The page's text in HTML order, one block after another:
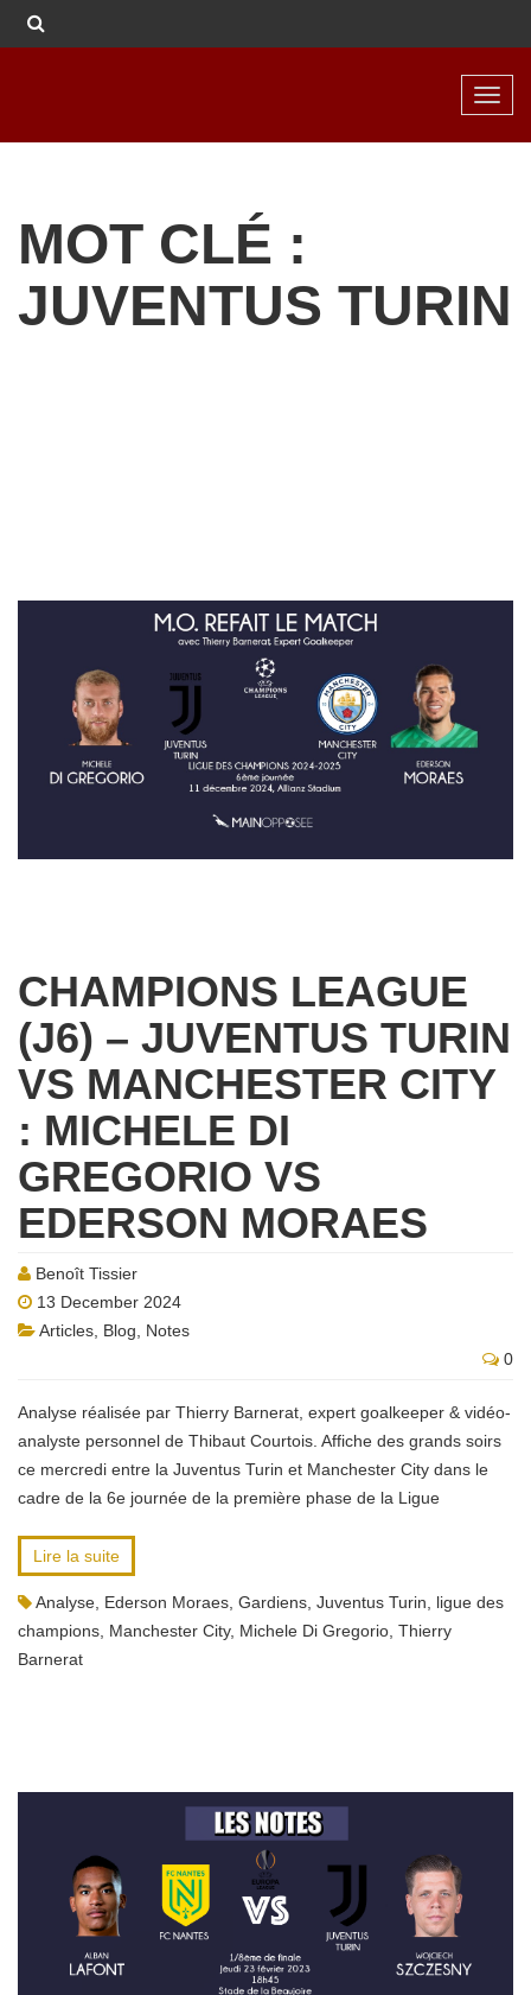
MOT CLÉ :
JUVENTUS TURIN
CHAMPIONS LEAGUE
(J6) – JUVENTUS TURIN
VS MANCHESTER CITY
: MICHELE DI
GREGORIO VS
EDERSON MORAES
Benoît Tissier
13 December 2024
Articles Blog
Notes
0
Analyse réalisée par Thierry Barnerat, expert goalkeeper & vidéo-
analyste personnel de Thibaut Courtois. Affiche des grands soirs
ce mercredi entre la Juventus Turin et Manchester City dans le
cadre de la 6e journée de la première phase de la Ligue
Lire la suite
Analyse Ederson Moraes Gardiens Juventus Turin
ligue des
champions Manchester City, Michele Di Gregorio Thierry
Barnerat